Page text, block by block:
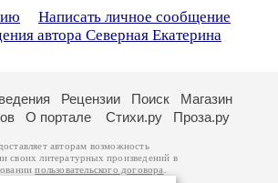
Написать личное сообщение
автора Северная Екатерина
Рецензии Поиск
Магазин
О портале Стихи.ру Проза.ру
авторам возможность
своих литературных произведений в
пользовательского договора